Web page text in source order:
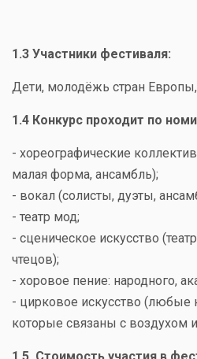
1.3 Участники фестиваля:
Дети, молодёжь стран
1.4 Конкурс проходит по
- хореографические
малая форма, ансамбль);
- вокал (солисты, дуэты,
- театр мод;
- сценическое искусство
чтецов);
- хоровое пение: народного,
- цирковое искусство (любые
которые связаны с воздухом
1.5. Стоимость участия в